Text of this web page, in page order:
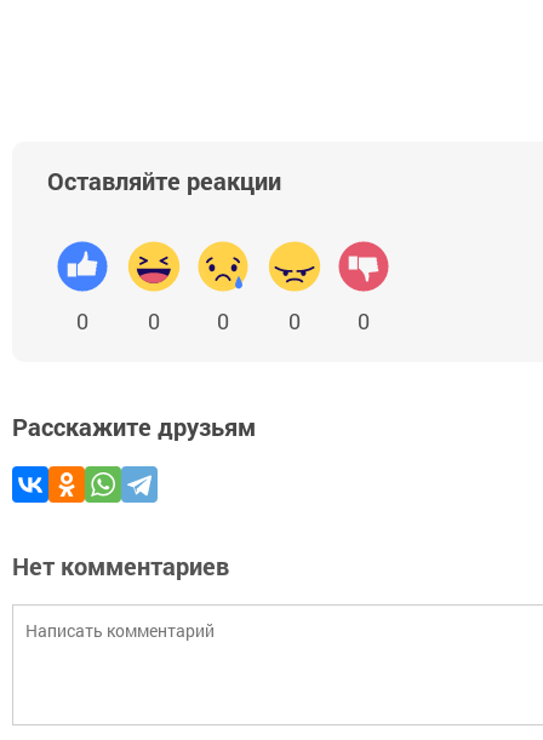
Оставляйте реакции
0 0 0 0 0
Расскажите друзьям
Нет комментариев